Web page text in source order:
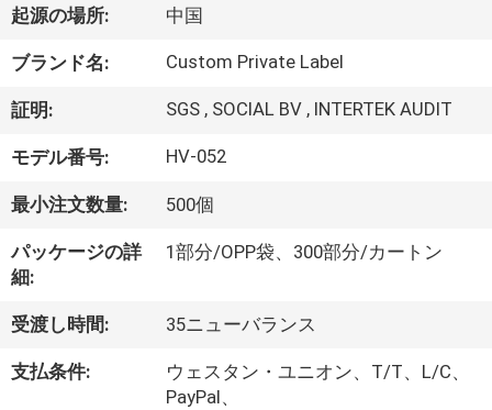
ダ
ク
ト
私
に
つ
い
起源の場所: 中国
ブランド名: Custom Private Label
証明: SGS , SOCIAL BV , INTERTEK AUDIT
モデル番号: HV-052
最小注文数量: 500個
パッケージの詳
細:
1部分/OPP袋、300部分/カートン
受渡し時間: 35ニューバランス
支払条件:
ウェスタン・ユニオン、T/T、L/C、
PayPal、